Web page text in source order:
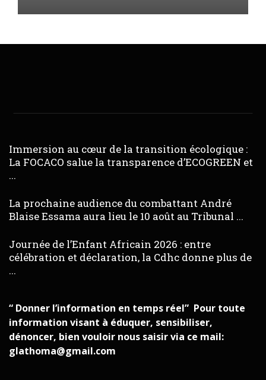
Immersion au cœur de la transition écologique :
La FOCACO salue la transparence d’ECOGREEN et
...
La prochaine audience du combattant André
Blaise Essama aura lieu le 10 août au Tribunal ...
Journée de l’Enfant Africain 2026 : entre
célébration et déclaration, la Cdhc donne plus de
...
“ Donner l’information en temps réel” Pour toute
information visant à éduquer, sensibiliser,
dénoncer, bien vouloir nous saisir via ce mail:
glathoma@gmail.com